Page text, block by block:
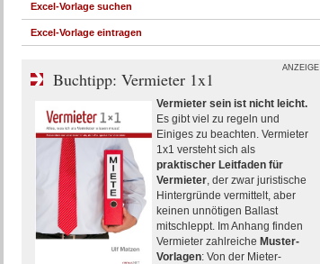
Excel-Vorlage suchen
Excel-Vorlage eintragen
ANZEIGE
Buchtipp: Vermieter 1x1
Vermieter sein ist nicht leicht.
Es gibt viel zu regeln und
Einiges zu beachten. Vermieter
1x1 versteht sich als
praktischer Leitfaden für
Vermieter, der zwar juristische
Hintergründe vermittelt, aber
keinen unnötigen Ballast
mitschleppt. Im Anhang finden
Vermieter zahlreiche Muster-
Vorlagen: Von der Mieter-